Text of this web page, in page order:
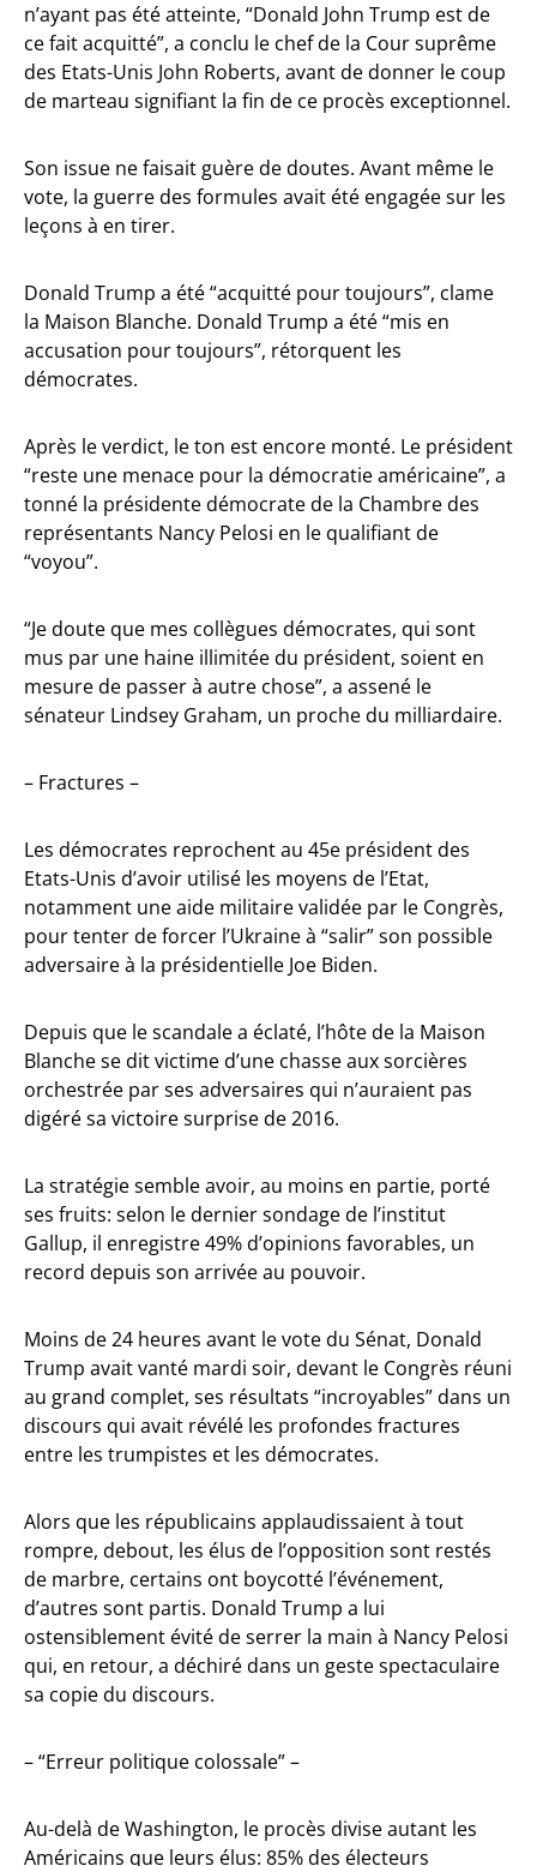
n’ayant pas été atteinte, “Donald John Trump est de
ce fait acquitté”, a conclu le chef de la Cour suprême
des Etats-Unis John Roberts, avant de donner le coup
de marteau signifiant la fin de ce procès exceptionnel.
Son issue ne faisait guère de doutes. Avant même le
vote, la guerre des formules avait été engagée sur les
leçons à en tirer.
Donald Trump a été “acquitté pour toujours”, clame
la Maison Blanche. Donald Trump a été “mis en
accusation pour toujours”, rétorquent les
démocrates.
Après le verdict, le ton est encore monté. Le président
“reste une menace pour la démocratie américaine”, a
tonné la présidente démocrate de la Chambre des
représentants Nancy Pelosi en le qualifiant de
“voyou”.
“Je doute que mes collègues démocrates, qui sont
mus par une haine illimitée du président, soient en
mesure de passer à autre chose”, a assené le
sénateur Lindsey Graham, un proche du milliardaire.
– Fractures –
Les démocrates reprochent au 45e président des
Etats-Unis d’avoir utilisé les moyens de l’Etat,
notamment une aide militaire validée par le Congrès,
pour tenter de forcer l’Ukraine à “salir” son possible
adversaire à la présidentielle Joe Biden.
Depuis que le scandale a éclaté, l’hôte de la Maison
Blanche se dit victime d’une chasse aux sorcières
orchestrée par ses adversaires qui n’auraient pas
digéré sa victoire surprise de 2016.
La stratégie semble avoir, au moins en partie, porté
ses fruits: selon le dernier sondage de l’institut
Gallup, il enregistre 49% d’opinions favorables, un
record depuis son arrivée au pouvoir.
Moins de 24 heures avant le vote du Sénat, Donald
Trump avait vanté mardi soir, devant le Congrès réuni
au grand complet, ses résultats “incroyables” dans un
discours qui avait révélé les profondes fractures
entre les trumpistes et les démocrates.
Alors que les républicains applaudissaient à tout
rompre, debout, les élus de l’opposition sont restés
de marbre, certains ont boycotté l’événement,
d’autres sont partis. Donald Trump a lui
ostensiblement évité de serrer la main à Nancy Pelosi
qui, en retour, a déchiré dans un geste spectaculaire
sa copie du discours.
– “Erreur politique colossale” –
Au-delà de Washington, le procès divise autant les
Américains que leurs élus: 85% des électeurs